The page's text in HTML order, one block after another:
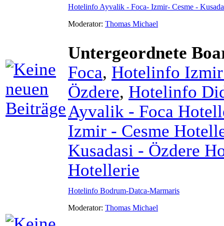
Hotelinfo Ayvalik - Foca- Izmir- Cesme -
Moderator: Thomas Michael
Untergeordnete
Foca, Hotelinfo Izmir
Özdere, Hotelinfo
Ayvalik - Foca
Izmir - Cesme
Kusadasi - Özdere
Hotellerie
Hotelinfo Bodrum-Datca-Marmaris
Moderator: Thomas Michael